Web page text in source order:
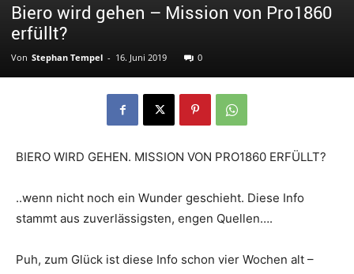
Biero wird gehen – Mission von Pro1860
erfüllt?
Von Stephan Tempel - 16. Juni 2019 0
BIERO WIRD GEHEN. MISSION VON PRO1860 ERFÜLLT?
..wenn nicht noch ein Wunder geschieht. Diese Info
stammt aus zuverlässigsten, engen Quellen….
Puh, zum Glück ist diese Info schon vier Wochen alt –